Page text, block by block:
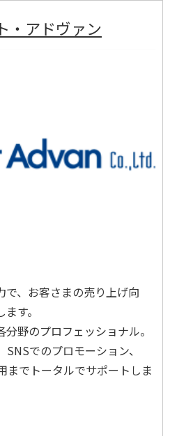
・アドヴァン
、お客さまの売り上げ向
す。
野のプロフェッショナル。
でのプロモーション、
までトータルでサポートしま